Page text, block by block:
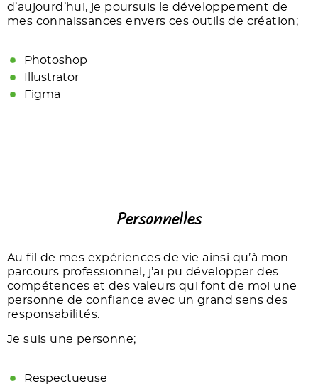
d’aujourd’hui, je poursuis le développement de
mes connaissances envers ces outils de création;
Photoshop
Illustrator
Figma
Personnelles
Au fil de mes expériences de vie ainsi qu’à mon
parcours professionnel, j’ai pu développer des
compétences et des valeurs qui font de moi une
personne de confiance avec un grand sens des
responsabilités.
Je suis une personne;
Respectueuse